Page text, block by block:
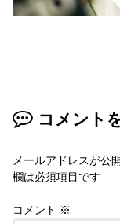
コメント
メールアドレスが公
欄は必須項目です
コメント ※